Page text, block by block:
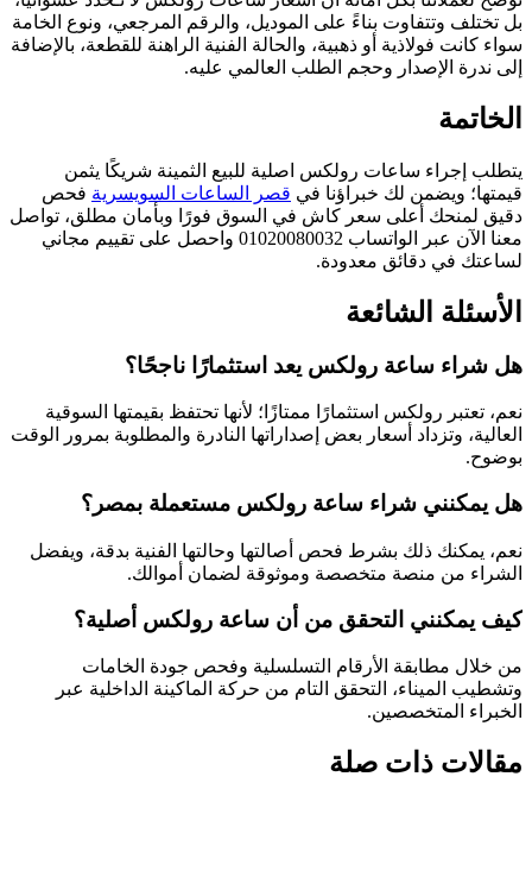
بل تختلف وتتفاوت بناءً على الموديل، والرقم المرجعي، ونوع الخامة
سواء كانت فولاذية أو ذهبية، والحالة الفنية الراهنة للقطعة، بالإضافة
إلى ندرة الإصدار وحجم الطلب العالمي عليه.
الخاتمة
يتطلب إجراء ساعات رولکس اصلية للبيع الثمينة شريكًا يثمن
قيمتها؛ ويضمن لك خبراؤنا في قصر الساعات السويسرية فحص
دقيق لمنحك أعلى سعر كاش في السوق فورًا وبأمان مطلق، تواصل
معنا الآن عبر الواتساب 01020080032 واحصل على تقييم مجاني
لساعتك في دقائق معدودة.
الأسئلة الشائعة
هل شراء ساعة رولكس يعد استثمارًا ناجحًا؟
نعم، تعتبر رولكس استثمارًا ممتازًا؛ لأنها تحتفظ بقيمتها السوقية
العالية، وتزداد أسعار بعض إصداراتها النادرة والمطلوبة بمرور الوقت
بوضوح.
هل يمكنني شراء ساعة رولكس مستعملة بمصر؟
نعم، يمكنك ذلك بشرط فحص أصالتها وحالتها الفنية بدقة، ويفضل
الشراء من منصة متخصصة وموثوقة لضمان أموالك.
كيف يمكنني التحقق من أن ساعة رولكس أصلية؟
من خلال مطابقة الأرقام التسلسلية وفحص جودة الخامات
وتشطيب الميناء، التحقق التام من حركة الماكينة الداخلية عبر
الخبراء المتخصصين.
مقالات ذات صلة